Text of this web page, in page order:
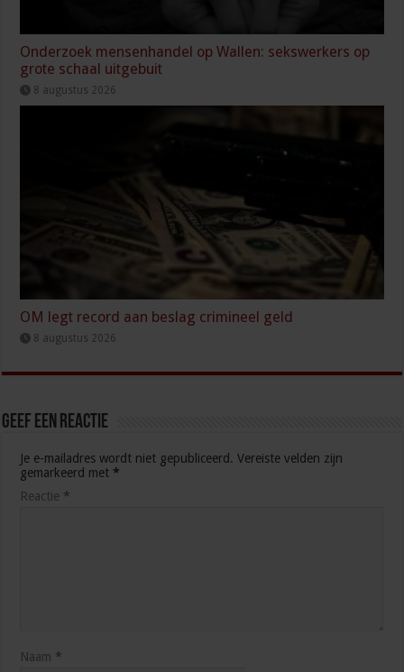
Onderzoek mensenhandel op Wallen: sekswerkers op
grote schaal uitgebuit
8 augustus 2026
OM legt record aan beslag crimineel geld
8 augustus 2026
Geef een reactie
Je e-mailadres wordt niet gepubliceerd. Vereiste velden zijn
gemarkeerd met *
Reactie *
Naam *